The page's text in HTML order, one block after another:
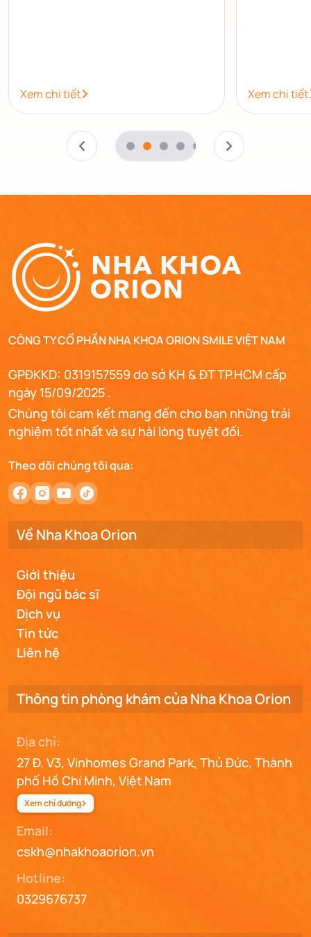
Xem chi tiết Xem chi tiết
CÔNG TY CỔ PHẦN NHA KHOA ORION SMILE VIỆT NAM
GPĐKKD: 0319157559 do sở KH & ĐT TP.HCM cấp
ngày 15/09/2025 .
Chúng tôi cam kết mang đến cho bạn những trải
nghiệm tốt nhất và sự hài lòng tuyệt đối.
Theo dõi chúng tôi qua:
Về Nha Khoa Orion
Giới thiệu
Đội ngũ bác sĩ
Dịch vụ
Tin tức
Liên hệ
Thông tin phòng khám của Nha Khoa Orion
Địa chỉ:
27 Đ. V3, Vinhomes Grand Park, Thủ Đức, Thành
phố Hồ Chí Minh, Việt Nam
Xem chỉ đường
Email:
cskh@nhakhoaorion.vn
Hotline:
0329676737